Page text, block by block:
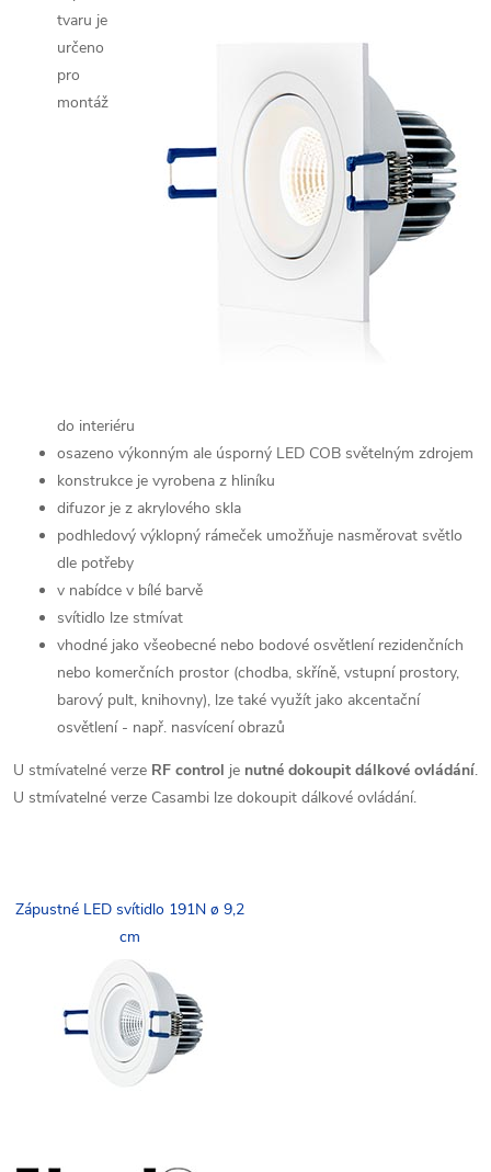
tvaru je
určeno
pro
montáž
do interiéru
osazeno výkonným ale úsporný LED COB světelným zdrojem
konstrukce je vyrobena z hliníku
difuzor je z akrylového skla
podhledový výklopný rámeček umožňuje nasměrovat světlo
dle potřeby
v nabídce v bílé barvě
svítidlo lze stmívat
vhodné jako všeobecné nebo bodové osvětlení rezidenčních
nebo komerčních prostor (chodba, skříně, vstupní prostory,
barový pult, knihovny), lze také využít jako akcentační
osvětlení - např. nasvícení obrazů
U stmívatelné verze RF control je nutné dokoupit dálkové ovládání.
U stmívatelné verze Casambi lze dokoupit dálkové ovládání.
Zápustné LED svítidlo 191N ø 9,2
cm